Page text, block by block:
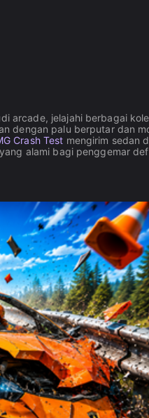
arcade, jelajahi berbagai
dengan palu berputar dan
Crash Test mengirim sedan
alami bagi penggemar